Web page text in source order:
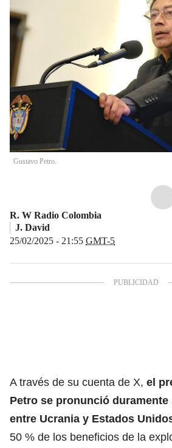
Gustavo Petro.
R. W Radio Colombia
J. David
25/02/2025 - 21:55 GMT-5
A través de su cuenta de X, el
Petro se pronunció
entre Ucrania y Estados
50 % de los beneficios de la